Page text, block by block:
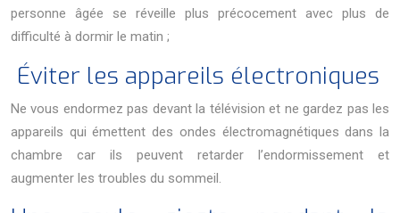
personne âgée se réveille plus précocement avec plus de
difficulté à dormir le matin ;
Éviter les appareils électroniques
Ne vous endormez pas devant la télévision et ne gardez pas les
appareils qui émettent des ondes électromagnétiques dans la
chambre car ils peuvent retarder l’endormissement et
augmenter les troubles du sommeil.